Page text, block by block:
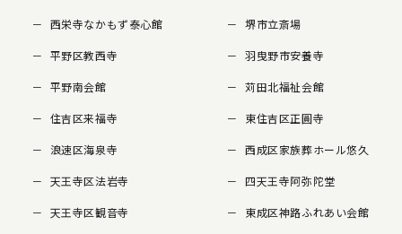
西栄寺なかもず泰心館 堺市立斎場
平野区教西寺 羽曳野市安養寺
平野南会館 苅田北福祉会館
住吉区来福寺 東住吉区正圓寺
浪速区海泉寺 西成区家族葬ホール悠久
天王寺区法岩寺 四天王寺阿弥陀堂
天王寺区観音寺 東成区神路ふれあい会館